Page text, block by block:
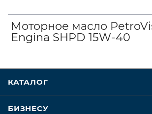
Моторное масло
Engina SHPD 15W-40
КАТАЛОГ
БИЗНЕСУ